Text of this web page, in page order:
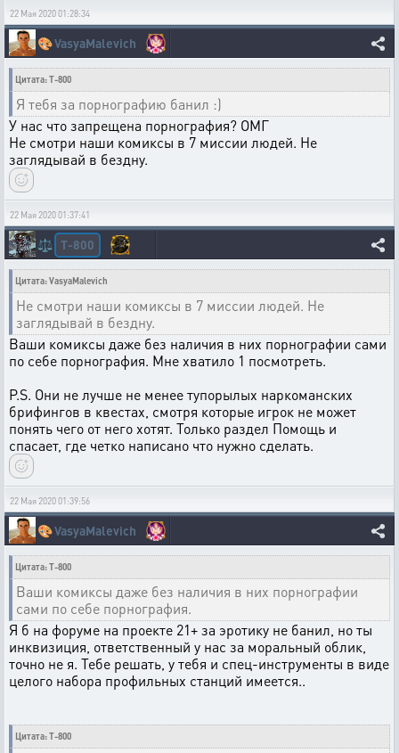
22 Мая 2020 01:28:34
🎨VasyaMalevich
Цитата: T-800
Я тебя за порнографию банил :)
У нас что запрещена порнография? ОМГ
Не смотри наши комиксы в 7 миссии людей. Не
заглядывай в бездну.
22 Мая 2020 01:37:41
⚖️ T-800
Цитата: VasyaMalevich
Не смотри наши комиксы в 7 миссии людей. Не
заглядывай в бездну.
Ваши комиксы даже без наличия в них порнографии сами
по себе порнография. Мне хватило 1 посмотреть.
P.S. Они не лучше не менее тупорылых наркоманских
брифингов в квестах, смотря которые игрок не может
понять чего от него хотят. Только раздел Помощь и
спасает, где четко написано что нужно сделать.
22 Мая 2020 01:39:56
🎨VasyaMalevich
Цитата: T-800
Ваши комиксы даже без наличия в них порнографии
сами по себе порнография.
Я б на форуме на проекте 21+ за эротику не банил, но ты
инквизиция, ответственный у нас за моральный облик,
точно не я. Тебе решать, у тебя и спец-инструменты в виде
целого набора профильных станций имеется..
Цитата: T-800